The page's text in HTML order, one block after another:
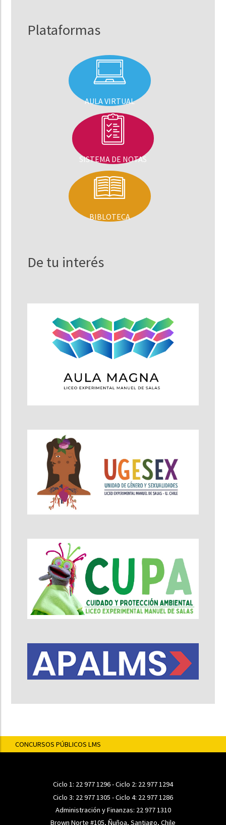
Plataformas
AULA VIRTUAL
SISTEMA DE NOTAS
BIBLOTECA
De tu interés
CONCURSOS PÚBLICOS LMS
Ciclo 1: 22 977 1296- Ciclo 2: 22 977 1294
Ciclo 3: 22 977 1305 - Ciclo 4: 22 977 1286
Administración y Finanzas: 22 977 1310
Brown Norte #105, Ñuñoa, Santiago, Chile